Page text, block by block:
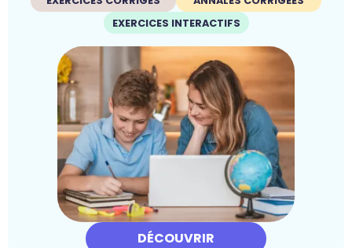
EXERCICES INTERACTIFS
DÉCOUVRIR